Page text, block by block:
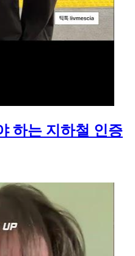
하는 지하철 인증